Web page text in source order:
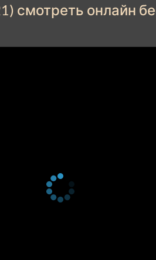
смотреть онлайн